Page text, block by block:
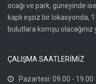
ocağı ve park, güneyinde
kaplı eşsiz bir lokasyonda,
bulutlara komşu
ÇALIŞMA SAATLERİMİZ
Pazartesi: 09.00 - 19.00